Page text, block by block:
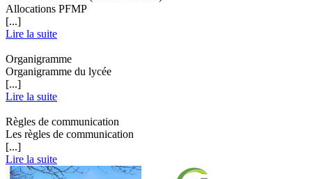
Allocations PFMP
[...]
Lire la suite
Organigramme
Organigramme du lycée
[...]
Lire la suite
Règles de communication
Les règles de communication
[...]
Lire la suite